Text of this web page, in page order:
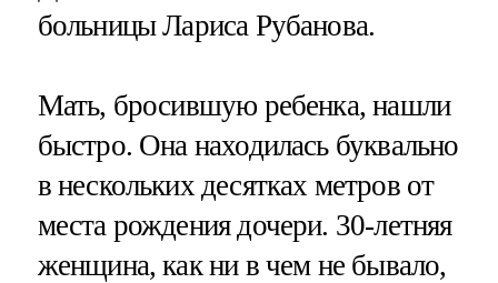
больницы Лариса Рубанова.
Мать, бросившую ребенка, нашли
быстро. Она находилась буквально
в нескольких десятках метров от
места рождения дочери. 30-летняя
женщина, как ни в чем не бывало,